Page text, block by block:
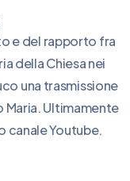
e del rapporto fra
della Chiesa nei
una trasmissione
Maria. Ultimamente
canale Youtube.